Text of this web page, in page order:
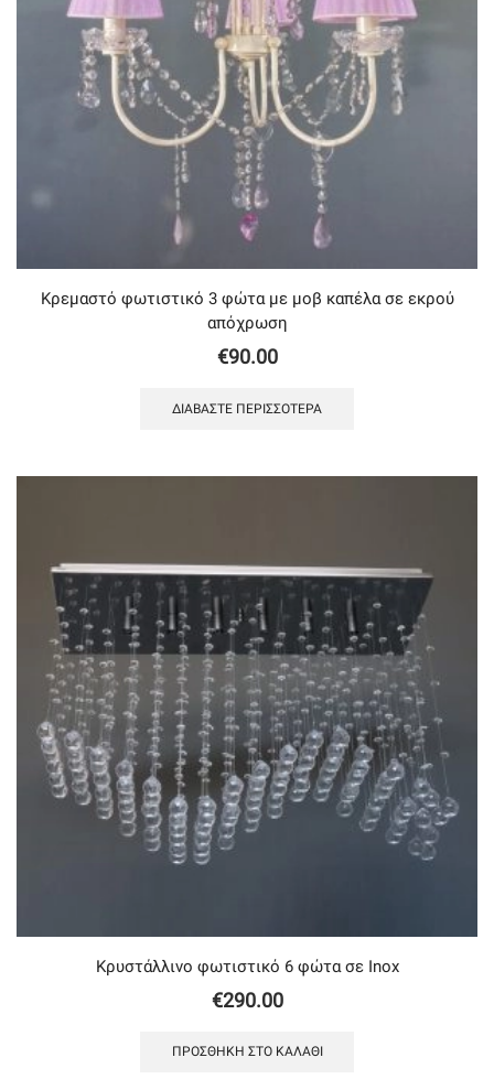
Κρεμαστό φωτιστικό 3 φώτα με μοβ καπέλα σε εκρού
απόχρωση
€90.00
ΔΙΑΒΆΣΤΕ ΠΕΡΙΣΣΌΤΕΡΑ
Κρυστάλλινο φωτιστικό 6 φώτα σε Inox
€290.00
ΠΡΟΣΘΉΚΗ ΣΤΟ ΚΑΛΆΘΙ